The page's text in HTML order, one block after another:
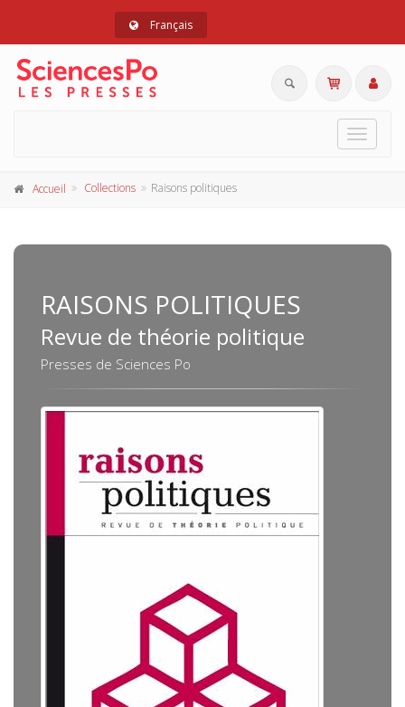
Français
Toggle
Accueil Collections Raisons politiques
RAISONS POLITIQUES
Revue de théorie politique
Presses de Sciences Po